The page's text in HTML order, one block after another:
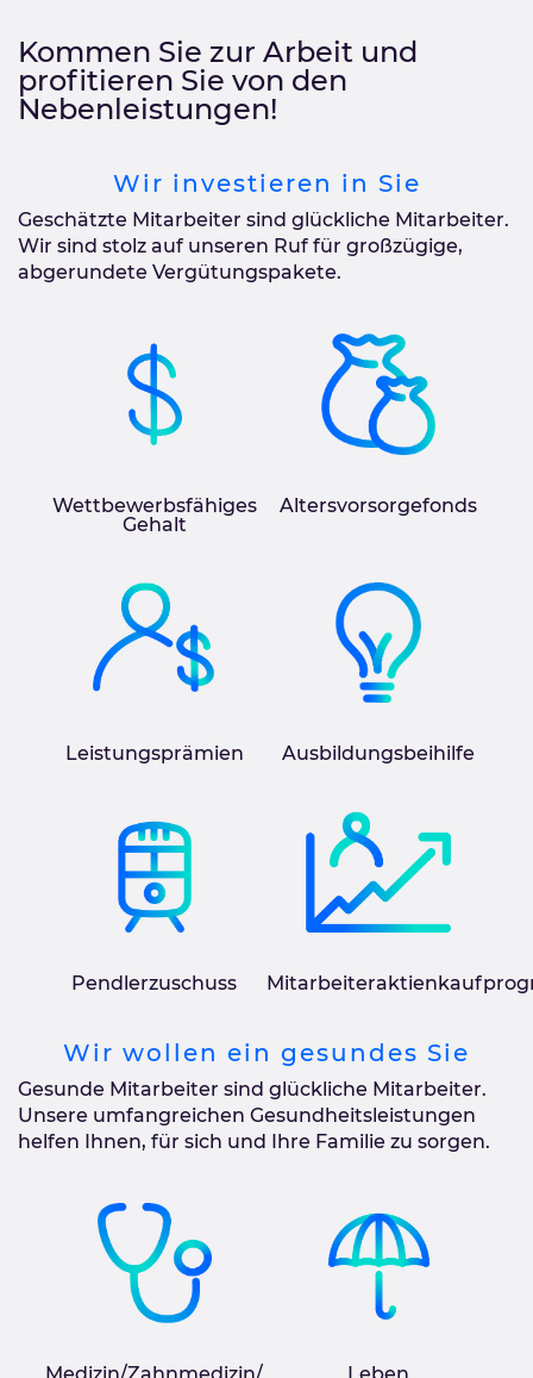
Kommen Sie zur Arbeit und
profitieren Sie von den
Nebenleistungen!
Wir investieren in Sie
Geschätzte Mitarbeiter sind glückliche Mitarbeiter.
Wir sind stolz auf unseren Ruf für großzügige,
abgerundete Vergütungspakete.
Wettbewerbsfähiges
Gehalt
Altersvorsorgefonds
Leistungsprämien Ausbildungsbeihilfe
Pendlerzuschuss
Wir wollen ein gesundes Sie
Gesunde Mitarbeiter sind glückliche Mitarbeiter.
Unsere umfangreichen Gesundheitsleistungen
helfen Ihnen, für sich und Ihre Familie zu sorgen.